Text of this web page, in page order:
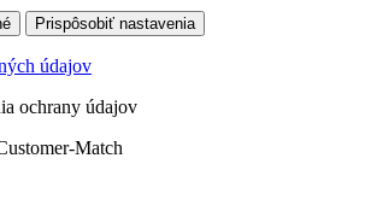
Prispôsobiť nastavenia
údajov
ochrany údajov
Match